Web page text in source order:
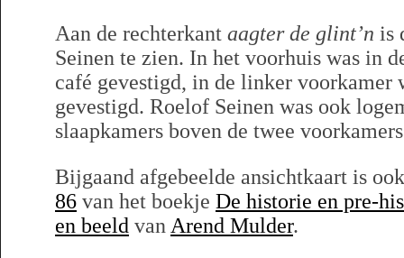
Aan de rechterkant aagter de glint’n is
Seinen te zien. In het voorhuis was in
café gevestigd, in de linker voorkamer
gevestigd. Roelof Seinen was ook
slaapkamers boven de twee
Bijgaand afgebeelde ansichtkaart is
86 van het boekje De historie en pre-
en beeld van Arend Mulder.